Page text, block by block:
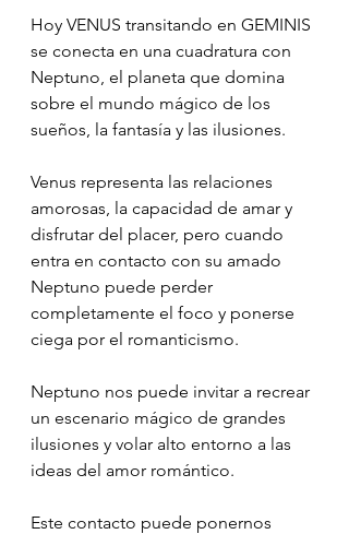
Hoy VENUS transitando en GEMINIS
se conecta en una cuadratura con
Neptuno, el planeta que domina
sobre el mundo mágico de los
sueños, la fantasía y las ilusiones.
Venus representa las relaciones
amorosas, la capacidad de amar y
disfrutar del placer, pero cuando
entra en contacto con su amado
Neptuno puede perder
completamente el foco y ponerse
ciega por el romanticismo.
Neptuno nos puede invitar a recrear
un escenario mágico de grandes
ilusiones y volar alto entorno a las
ideas del amor romántico.
Este contacto puede ponernos